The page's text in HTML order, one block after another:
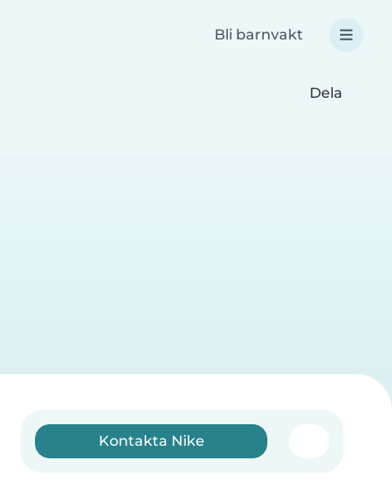
Bli barnvakt
Dela
Kontakta Nike